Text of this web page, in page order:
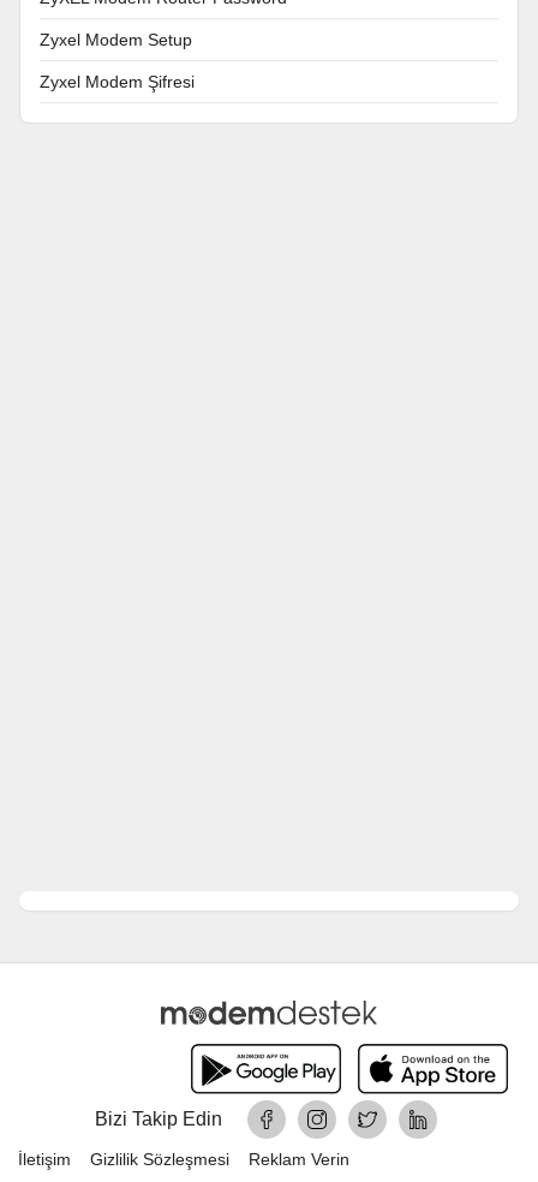
Zyxel Modem Setup
Zyxel Modem Şifresi
Bizi Takip Edin
İletişim Gizlilik Sözleşmesi Reklam Verin